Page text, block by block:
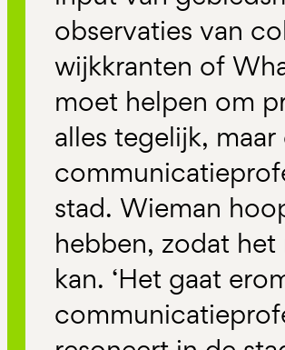
observaties van
wijkkranten of
moet helpen om
alles tegelijk,
stad. Wieman
hebben, zodat
kan. ‘Het gaat